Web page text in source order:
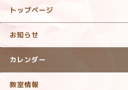
トップページ
お知らせ
カレンダー
教室情報